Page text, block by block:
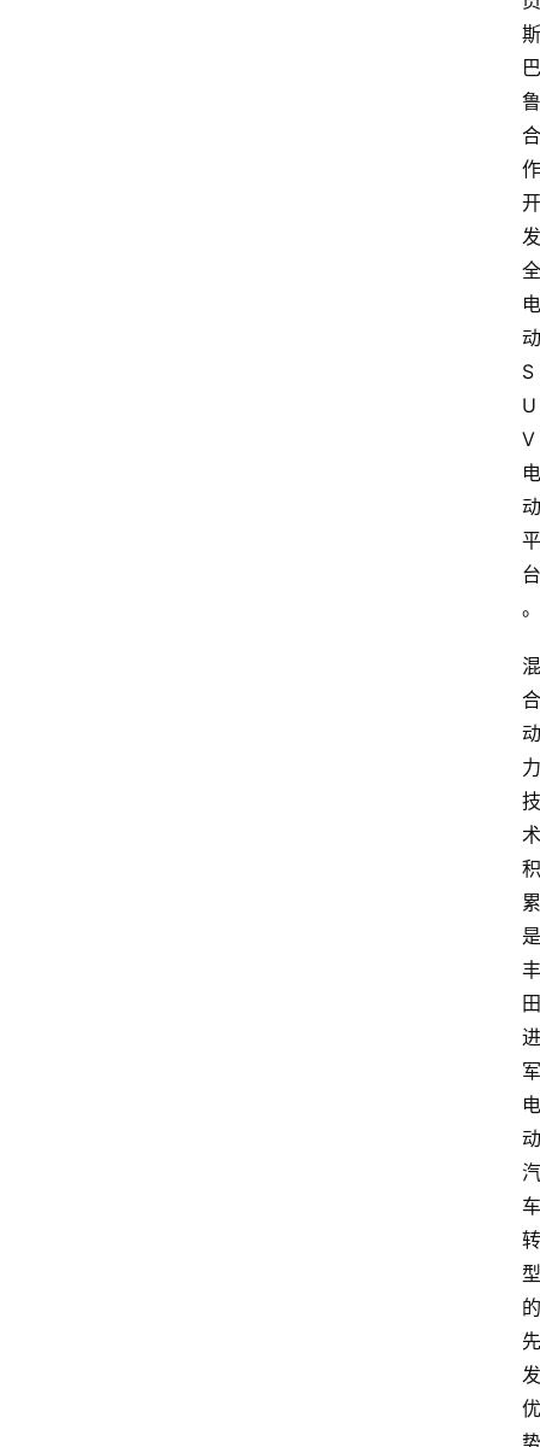
斯
巴
鲁
合
作
开
发
全
电
动
S
U
V
电
动
平
台
。
混
合
动
力
技
术
积
累
是
丰
田
进
军
电
动
汽
车
转
型
的
先
发
优
势